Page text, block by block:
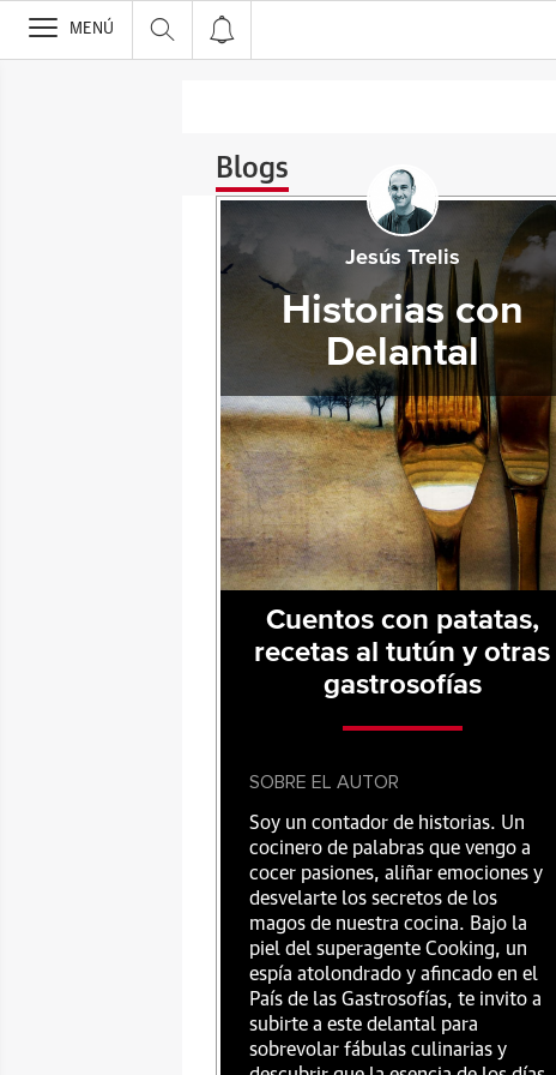
>
MENÚ
Blogs
Jesús Trelis
Historias con
Delantal
Cuentos con patatas,
recetas al tutún y otras
gastrosofías
SOBRE EL AUTOR
Soy un contador de historias. Un
cocinero de palabras que vengo a
cocer pasiones, aliñar emociones y
desvelarte los secretos de los
magos de nuestra cocina. Bajo la
piel del superagente Cooking, un
espía atolondrado y afincado en el
País de las Gastrosofías, te invito a
subirte a este delantal para
sobrevolar fábulas culinarias y